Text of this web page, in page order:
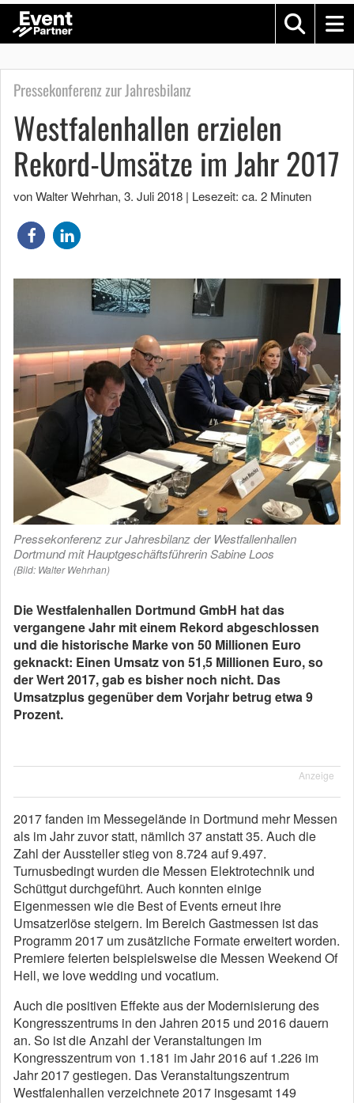
Pressekonferenz zur Jahresbilanz
Westfalenhallen erzielen
Rekord-Umsätze im Jahr 2017
von Walter Wehrhan, 3. Juli 2018 | Lesezeit: ca. 2 Minuten
Pressekonferenz zur Jahresbilanz der Westfallenhallen
Dortmund mit Hauptgeschäftsführerin Sabine Loos
(Bild: Walter Wehrhan)
Die Westfalenhallen Dortmund GmbH hat das
vergangene Jahr mit einem Rekord abgeschlossen
und die historische Marke von 50 Millionen Euro
geknackt: Einen Umsatz von 51,5 Millionen Euro, so
der Wert 2017, gab es bisher noch nicht. Das
Umsatzplus gegenüber dem Vorjahr betrug etwa 9
Prozent.
Anzeige
2017 fanden im Messegelände in Dortmund mehr Messen
als im Jahr zuvor statt, nämlich 37 anstatt 35. Auch die
Zahl der Aussteller stieg von 8.724 auf 9.497.
Turnusbedingt wurden die Messen Elektrotechnik und
Schüttgut durchgeführt. Auch konnten einige
Eigenmessen wie die Best of Events erneut ihre
Umsatzerlöse steigern. Im Bereich Gastmessen ist das
Programm 2017 um zusätzliche Formate erweitert worden.
Premiere feierten beispielsweise die Messen Weekend Of
Hell, we love wedding und vocatium.
Auch die positiven Effekte aus der Modernisierung des
Kongresszentrums in den Jahren 2015 und 2016 dauern
an. So ist die Anzahl der Veranstaltungen im
Kongresszentrum von 1.181 im Jahr 2016 auf 1.226 im
Jahr 2017 gestiegen. Das Veranstaltungszentrum
Westfalenhallen verzeichnete 2017 insgesamt 149